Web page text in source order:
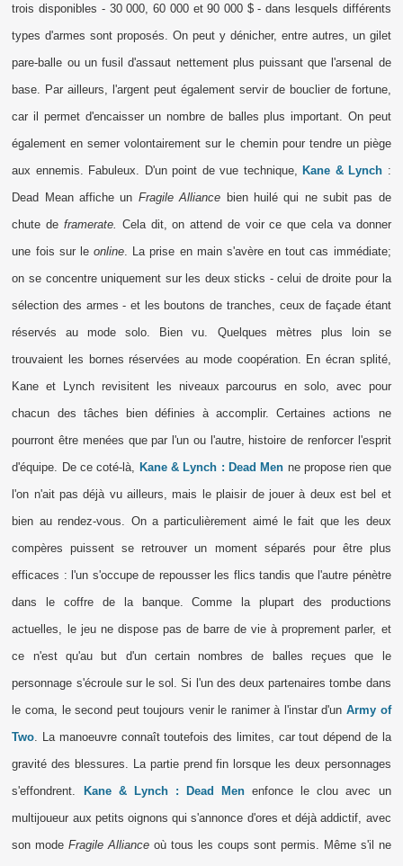
trois disponibles - 30 000, 60 000 et 90 000 $ - dans lesquels différents
types d'armes sont proposés. On peut y dénicher, entre autres, un gilet
pare-balle ou un fusil d'assaut nettement plus puissant que l'arsenal de
base. Par ailleurs, l'argent peut également servir de bouclier de fortune,
car il permet d'encaisser un nombre de balles plus important. On peut
également en semer volontairement sur le chemin pour tendre un piège
aux ennemis. Fabuleux. D'un point de vue technique,Kane & Lynch :
Dead Mean affiche un Fragile Alliance bien huilé qui ne subit pas de
chute de framerate.
Cela dit, on attend de voir ce que cela va donner
une fois sur leonline . La prise en main s'avère en tout cas immédiate;
on se concentre uniquement sur les deux sticks - celui de droite pour la
sélection des armes - et les boutons de tranches, ceux de façade étant
réservés au mode solo. Bien vu. Quelques mètres plus loin se
trouvaient les bornes réservées au mode coopération. En écran splité,
Kane et Lynch revisitent les niveaux parcourus en solo, avec pour
chacun des tâches bien définies à accomplir. Certaines actions ne
pourront être menées que par l'un ou l'autre, histoire de renforcer l'esprit
d'équipe. De ce coté-là, Kane & Lynch : Dead Men ne propose rien que
l'on n'ait pas déjà vu ailleurs, mais le plaisir de jouer à deux est bel et
bien au rendez-vous. On a particulièrement aimé le fait que les deux
compères puissent se retrouver un moment séparés pour être plus
efficaces : l'un s'occupe de repousser les flics tandis que l'autre pénètre
dans le coffre de la banque. Comme la plupart des productions
actuelles, le jeu ne dispose pas de barre de vie à proprement parler, et
ce n'est qu'au but d'un certain nombres de balles reçues que le
personnage s'écroule sur le sol. Si l'un des deux partenaires tombe dans
le coma, le second peut toujours venir le ranimer à l'instar d'unArmy of
Two . La manoeuvre connaît toutefois des limites, car tout dépend de la
gravité des blessures. La partie prend fin lorsque les deux personnages
s'effondrent. Kane & Lynch : Dead Men enfonce le clou avec un
multijoueur aux petits oignons qui s'annonce d'ores et déjà addictif, avec
son modeFragile Allianceoù tous les coups sont permis. Même s'il ne